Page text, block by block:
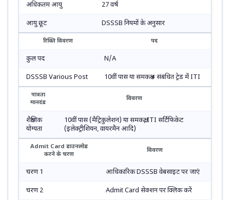
अधिकतम आयु 27 वर्ष
आयु छूट DSSSB नियमों के अनुसार
रिक्ति विवरण पद
कुल पद N/A
DSSSB Various Post 10वीं पास या समकक्ष + संबंधित ट्रेड में ITI
पात्रता
मानदंड
विवरण
शैक्षणिक
योग्यता
10वीं पास (मैट्रिकुलेशन) या समकक्ष, ITI सर्टिफिकेट
(इलेक्ट्रीशियन, वायरमैन आदि)
Admit Card डाउनलोड
करने के चरण
विवरण
चरण 1 आधिकारिक DSSSB वेबसाइट पर जाएं
चरण 2 Admit Card सेक्शन पर क्लिक करें